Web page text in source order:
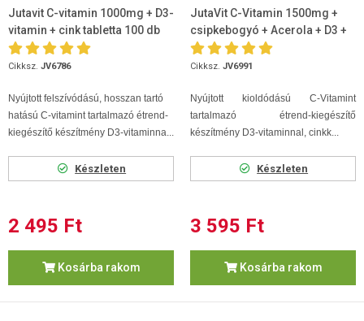
Jutavit C-vitamin 1000mg + D3-
vitamin + cink tabletta 100 db
Cikksz. JV6786
Nyújtott felszívódású, hosszan tartó
hatású C-vitamint tartalmazó étrend-
kiegészítő készítmény D3-vitaminna...
Készleten
2 495 Ft
Kosárba rakom
JutaVit C-Vitamin 1500mg +
csipkebogyó + Acerola + D3 +
Cink 100db
Cikksz. JV6991
Nyújtott kioldódású C-Vitamint
tartalmazó étrend-kiegészítő
készítmény D3-vitaminnal, cinkk...
Készleten
3 595 Ft
Kosárba rakom